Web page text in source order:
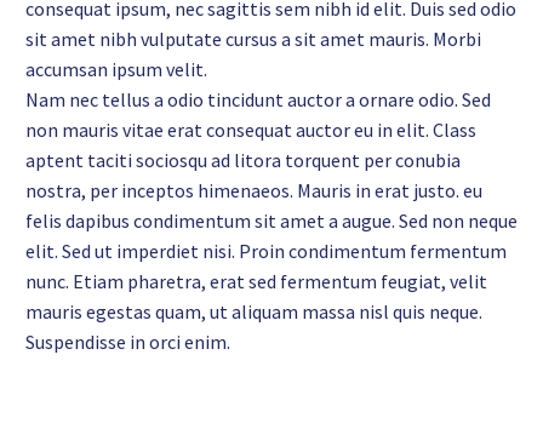
consequat ipsum, nec sagittis sem nibh id elit. Duis sed odio
sit amet nibh vulputate cursus a sit amet mauris. Morbi
accumsan ipsum velit.
Nam nec tellus a odio tincidunt auctor a ornare odio. Sed
non mauris vitae erat consequat auctor eu in elit. Class
aptent taciti sociosqu ad litora torquent per conubia
nostra, per inceptos himenaeos. Mauris in erat justo. eu
felis dapibus condimentum sit amet a augue. Sed non neque
elit. Sed ut imperdiet nisi. Proin condimentum fermentum
nunc. Etiam pharetra, erat sed fermentum feugiat, velit
mauris egestas quam, ut aliquam massa nisl quis neque.
Suspendisse in orci enim.